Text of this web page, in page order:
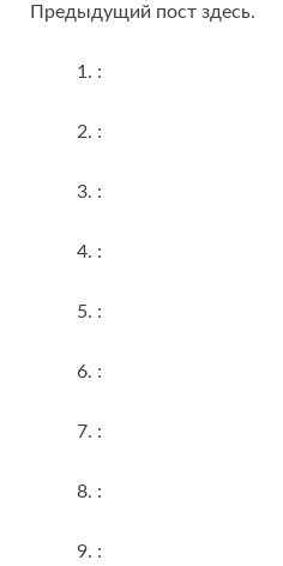
Предыдущий пост здесь.
:
:
:
:
:
:
:
:
: